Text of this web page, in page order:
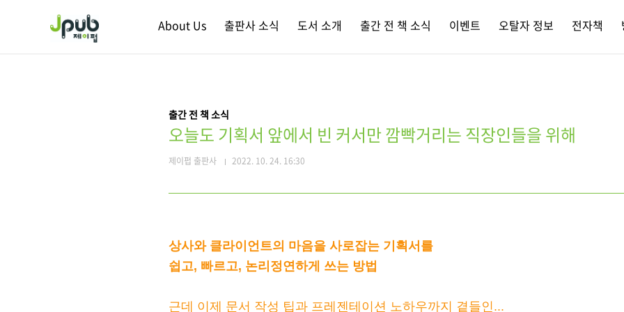
About Us 출판사 소식 도서 소개 출간 전 책 소식 이벤트 오탈자 정보 전자책
출간 전 책 소식
오늘도 기획서 앞에서 빈 커서만 깜빡거리는 직장인들을 위해
제이펍 출판사 2022. 10. 24. 16:30
상사와 클라이언트의 마음을 사로잡는 기획서를
쉽고, 빠르고, 논리정연하게 쓰는 방법
근데 이제 문서 작성 팁과 프레젠테이션 노하우까지 곁들인...